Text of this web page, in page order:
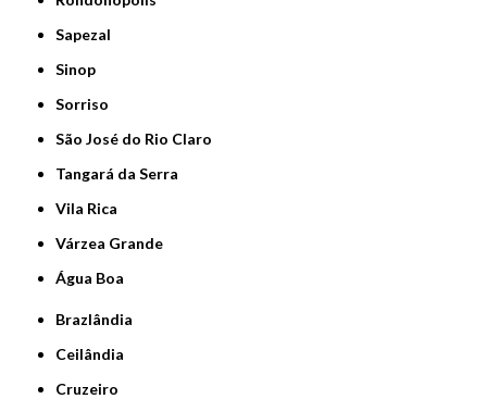
Sapezal
Sinop
Sorriso
São José do Rio Claro
Tangará da Serra
Vila Rica
Várzea Grande
Água Boa
Brazlândia
Ceilândia
Cruzeiro